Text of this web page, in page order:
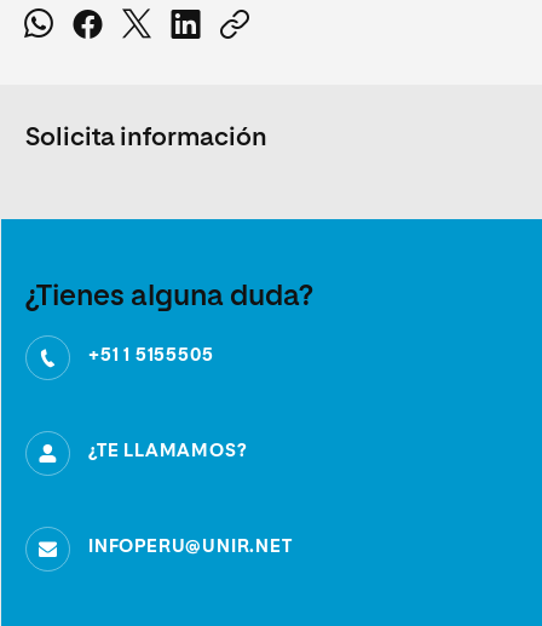
Solicita información
¿Tienes alguna duda?
+51 1 5155505
¿TE LLAMAMOS?
INFOPERU@UNIR.NET